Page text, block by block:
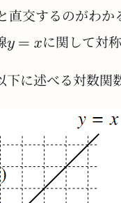
直交するのがわか
に関して対
下に述べる対数関